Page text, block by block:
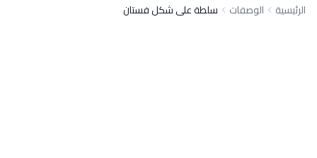
الرئيسية الوصفات سلطة على شكل فستان